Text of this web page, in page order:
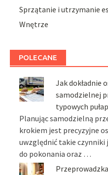
Sprzątanie i utrzymanie
Wnętrze
POLECANE
Jak dokładnie
samodzielnej
typowych
Planując samodzielną
krokiem jest precyzyjne
uwzględnić takie czynniki
do pokonania oraz …